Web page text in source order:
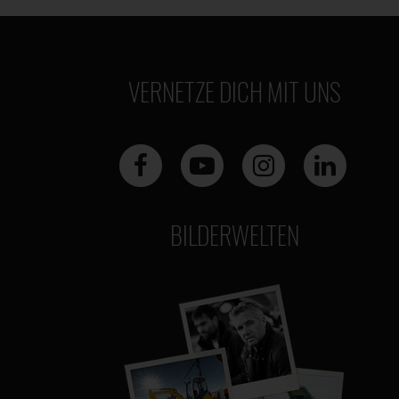
VERNETZE DICH MIT UNS
BILDERWELTEN